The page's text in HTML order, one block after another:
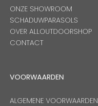
ONZE SHOWROOM
SCHADUWPARASOLS
OVER ALLOUTDOORSHOP
CONTACT
VOORWAARDEN
ALGEMENE VOORWAARDEN